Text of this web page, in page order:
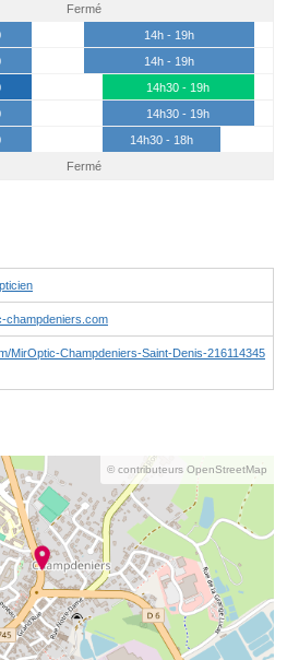
Fermé
14h - 19h
14h - 19h
14h30 - 19h
14h30 - 19h
14h30 - 18h
Fermé
champdeniers.com
MirOptic-Champdeniers-Saint-Denis-216114345
© contributeurs OpenStreetMap